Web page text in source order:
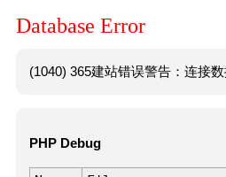
Database Error
(1040) 365建站错误警告：连接
PHP Debug